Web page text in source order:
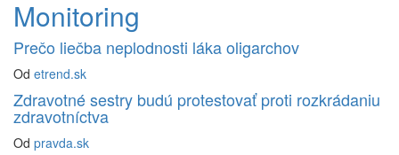
Monitoring
Prečo liečba neplodnosti láka oligarchov
Od etrend.sk
Zdravotné sestry budú protestovať proti rozkrádaniu
zdravotníctva
Od pravda.sk